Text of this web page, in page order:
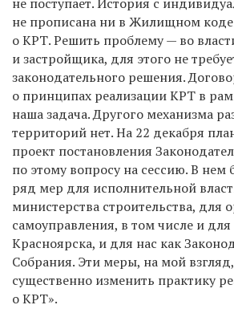
не прописана ни в Жилищном
о КРТ. Решить проблему — во
и застройщика, для этого не
законодательного решения.
о принципах реализации КРТ в
наша задача. Другого механизма
территорий нет. На 22 декабря
проект постановления
по этому вопросу на сессию. В нем
ряд мер для исполнительной
министерства строительства, для
самоуправления, в том числе и
Красноярска, и для нас как
Собрания. Эти меры, на мой
существенно изменить практику
о КРТ».